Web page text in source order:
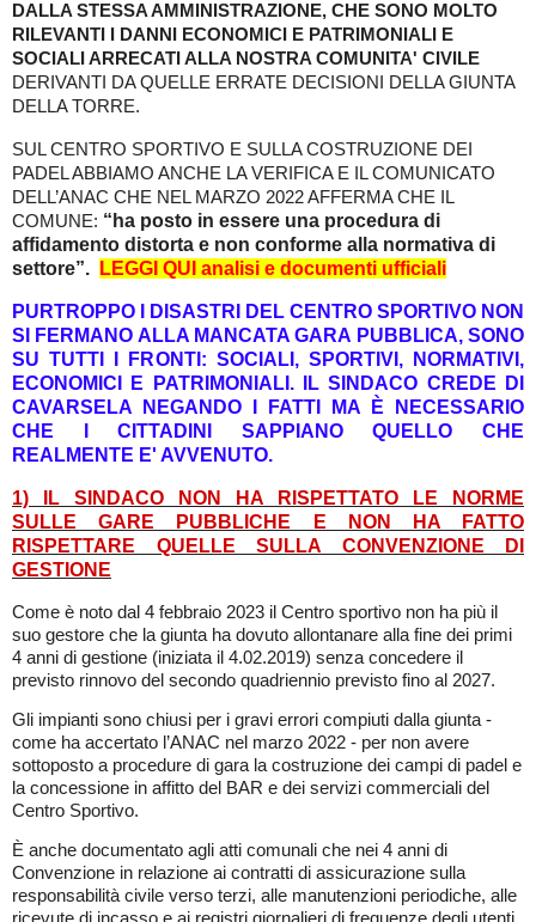
DALLA STESSA AMMINISTRAZIONE, CHE SONO MOLTO
RILEVANTI I DANNI ECONOMICI E PATRIMONIALI E
SOCIALI ARRECATI ALLA NOSTRA COMUNITA' CIVILE
DERIVANTI DA QUELLE ERRATE DECISIONI
DELLA GIUNTA
DELLA TORRE.
SUL CENTRO SPORTIVO E SULLA COSTRUZIONE DEI
PADEL ABBIAMO ANCHE LA VERIFICA E IL COMUNICATO
DELL’ANAC CHE NEL MARZO 2022 AFFERMA CHE IL
COMUNE: “ha posto in essere una procedura di
affidamento distorta e non conforme alla normativa di
settore”.
LEGGI QUI analisi e documenti ufficiali
PURTROPPO I DISASTRI DEL CENTRO SPORTIVO NON
SI FERMANO ALLA MANCATA GARA PUBBLICA, SONO
SU TUTTI I FRONTI: SOCIALI, SPORTIVI, NORMATIVI,
ECONOMICI E PATRIMONIALI. IL SINDACO CREDE DI
CAVARSELA NEGANDO I FATTI MA È NECESSARIO
CHE I CITTADINI SAPPIANO QUELLO CHE
REALMENTE E' AVVENUTO.
1) IL SINDACO NON HA RISPETTATO LE NORME
SULLE GARE PUBBLICHE E NON HA FATTO
RISPETTARE QUELLE SULLA CONVENZIONE DI
GESTIONE
Come è noto dal 4 febbraio 2023 il Centro sportivo non ha più il
suo gestore che la giunta ha dovuto allontanare alla fine dei primi
4 anni di gestione (iniziata il 4.02.2019) senza concedere il
previsto rinnovo del secondo quadriennio previsto fino al 2027.
Gli impianti sono chiusi per i gravi errori compiuti dalla giunta -
come ha accertato l’ANAC nel marzo 2022 - per non avere
sottoposto a procedure di gara la costruzione dei campi di padel e
la concessione in affitto del BAR e dei servizi commerciali del
Centro Sportivo.
È anche documentato agli atti comunali che nei 4 anni di
Convenzione in relazione ai contratti di assicurazione sulla
responsabilità civile verso terzi, alle manutenzioni periodiche, alle
ricevute di incasso e ai registri giornalieri di frequenze degli utenti,